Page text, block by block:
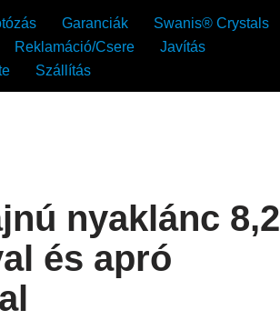
Garanciák
Swanis® Crystals
Reklamáció/Csere
Javítás
Szállítás
nyaklánc 8,2
és apró